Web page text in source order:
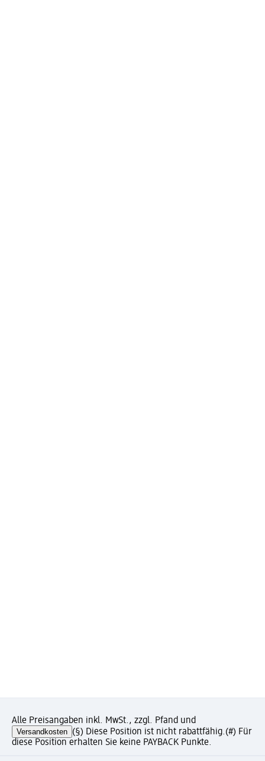
Alle Preisangaben inkl. MwSt., zzgl. Pfand und
Versandkosten (§) Diese Position ist nicht rabattfähig.(#) Für
diese Position erhalten Sie keine PAYBACK Punkte.